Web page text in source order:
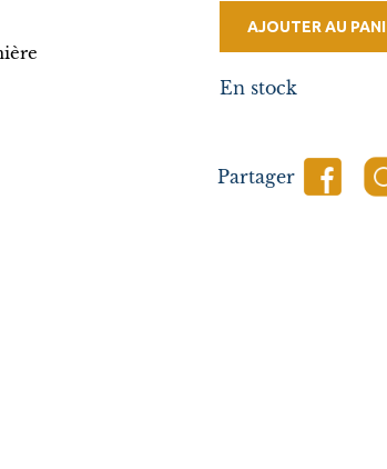
AJOUTER AU
En stock
Partager